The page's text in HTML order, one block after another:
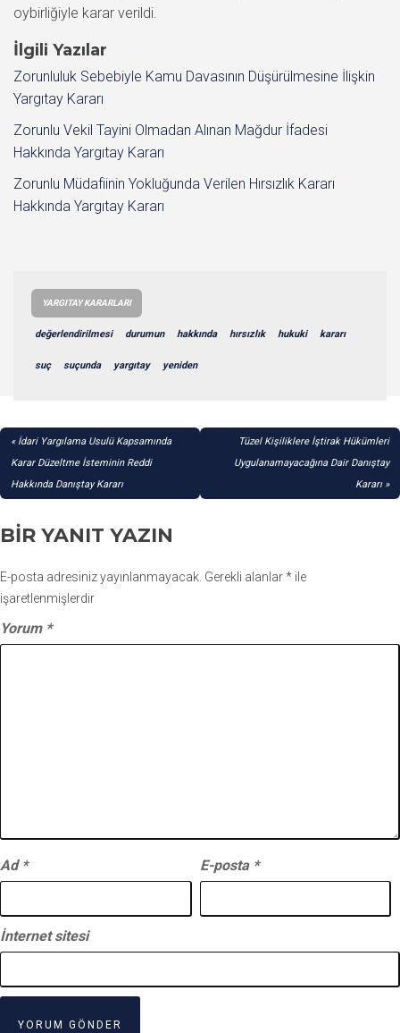
oybirliğiyle karar verildi.
İlgili Yazılar
Zorunluluk Sebebiyle Kamu Davasının Düşürülmesine İlişkin
Yargıtay Kararı
Zorunlu Vekil Tayini Olmadan Alınan Mağdur İfadesi
Hakkında Yargıtay Kararı
Zorunlu Müdafiinin Yokluğunda Verilen Hırsızlık Kararı
Hakkında Yargıtay Kararı
YARGITAY KARARLARI
değerlendirilmesi durumun hakkında hırsızlık hukuki kararı
suç suçunda yargıtay yeniden
YAZI
GEZINMESI
İdari Yargılama Usulü Kapsamında
Karar Düzeltme İsteminin Reddi
Hakkında Danıştay Kararı
Tüzel Kişiliklere İştirak Hükümleri
Uygulanamayacağına Dair Danıştay
Kararı
BIR YANIT YAZIN
E-posta adresiniz yayınlanmayacak. Gerekli alanlar* ile
işaretlenmişlerdir
Yorum *
Ad * E-posta *
İnternet sitesi